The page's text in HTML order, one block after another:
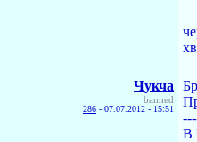
Чукча
banned
286 - 07.07.2012 - 15:51
В